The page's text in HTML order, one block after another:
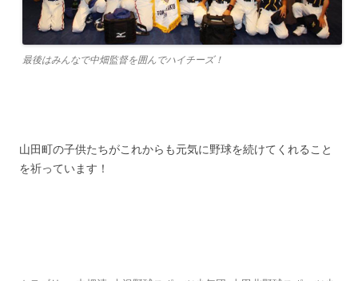
最後はみんなで中畑監督を囲んでハイチーズ！
山田町の子供たちがこれからも元気に野球を続けてくれること
を祈っています！